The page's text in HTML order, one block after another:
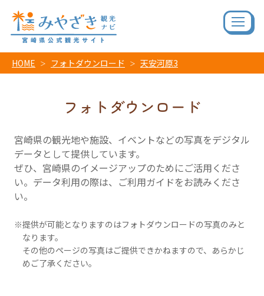
HOME フォトダウンロード 天安河原3
フォトダウンロード
宮崎県の観光地や施設、イベントなどの写真をデジタル
データとして提供しています。
ぜひ、宮崎県のイメージアップのためにご活用くださ
い。データ利用の際は、ご利用ガイドをお読みくださ
い。
提供が可能となりますのはフォトダウンロードの写真のみと
なります。
その他のページの写真はご提供できかねますので、あらかじ
めご了承ください。